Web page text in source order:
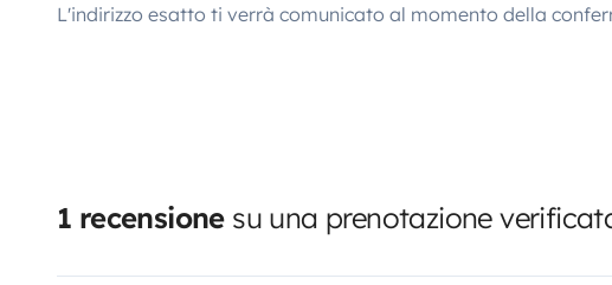
L'indirizzo esatto ti verrà comunicato al momento della
1 recensionesu una prenotazione